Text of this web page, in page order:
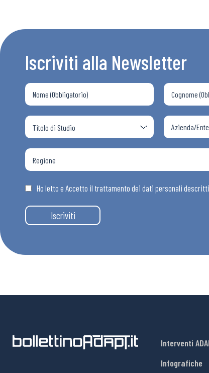
Chi
Iscriviti alla Newsletter
Ho letto e Accetto il trattamento dei dati personali
Iscriviti
Interventi
Infografiche